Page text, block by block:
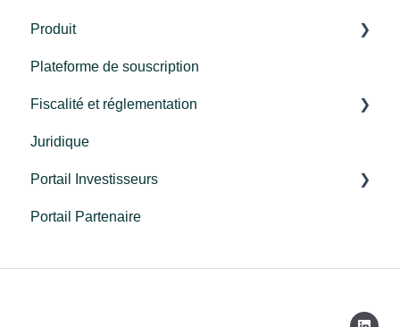
Produit
Millésime 2024
Millésime 2023
Millésime 2022
Millésime 2021
FCPR
Plateforme de souscription
Fiscalité et réglementation
Fiscalité
Réglementation
Juridique
Portail Investisseurs
Connexion
Portail Partenaire